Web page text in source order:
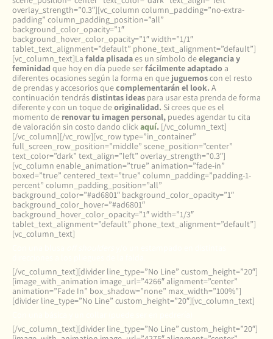
overlay_strength=”0.3″][vc_column column_padding=”no-extra-
padding” column_padding_position=”all”
background_color_opacity=”1″
background_hover_color_opacity=”1″ width=”1/1″
tablet_text_alignment=”default” phone_text_alignment=”default”]
[vc_column_text]La falda plisadaes un símbolo deelegancia y
feminidad que hoy en día puede serfácilmente adaptado a
diferentes ocasiones según la forma en que juguemoscon el resto
de prendas y accesorios quecomplementarán el look. A
continuación tendrásdistintas ideas para usar esta prenda de forma
diferente y con un toque deoriginalidad. Si crees que es el
momento de renovar tu imagen personal, puedes agendar tu cita
de valoración sin costo dando clickaquí. [/vc_column_text]
[/vc_column][/vc_row][vc_row type=”in_container”
full_screen_row_position=”middle” scene_position=”center”
text_color=”dark” text_align=”left” overlay_strength=”0.3″]
[vc_column enable_animation=”true” animation=”fade-in”
boxed=”true” centered_text=”true” column_padding=”padding-1-
percent” column_padding_position=”all”
background_color=”#ad6801″ background_color_opacity=”1″
background_color_hover=”#ad6801″
background_hover_color_opacity=”1″ width=”1/3″
tablet_text_alignment=”default” phone_text_alignment=”default”]
[vc_column_text]
[/vc_column_text][divider line_type=”No Line” custom_height=”20″]
[image_with_animation image_url=”4266″ alignment=”center”
animation=”Fade In” box_shadow=”none” max_width=”100%”]
[divider line_type=”No Line” custom_height=”20″][vc_column_text]
[/vc_column_text][divider line_type=”No Line” custom_height=”20″]